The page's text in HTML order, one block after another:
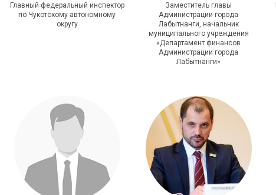
Главный федеральный инспектор
по Чукотскому автономному
округу
Заместитель главы
Администрации города
Лабытнанги, начальник
муниципального учреждения
«Департамент финансов
Администрации города
Лабытнанги»